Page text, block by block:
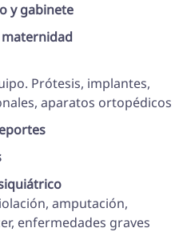
y gabinete
Prótesis, implantes,
aparatos ortopédicos
amputación,
enfermedades graves